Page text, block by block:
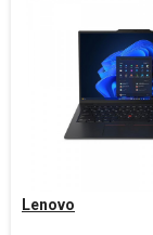
Lenovo